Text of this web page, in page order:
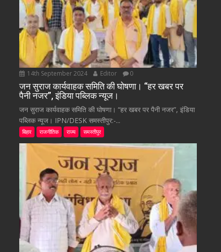
14th September 2024 Editor 0
जन सुराज कार्यवाहक समिति की घोषणा। “हर खबर पर
पैनी नजर”, इंडिया पब्लिक न्यूज।
जन सुराज कार्यवाहक समिति की घोषणा। “हर खबर पर पैनी नजर”, इंडिया
पब्लिक न्यूज। IPN/DESK समस्तीपुर:-...
बिहार राजनीतिक राज्य समस्तीपुर